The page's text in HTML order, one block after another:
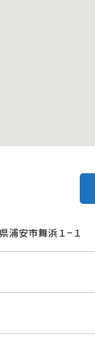
浦安市舞浜１−１